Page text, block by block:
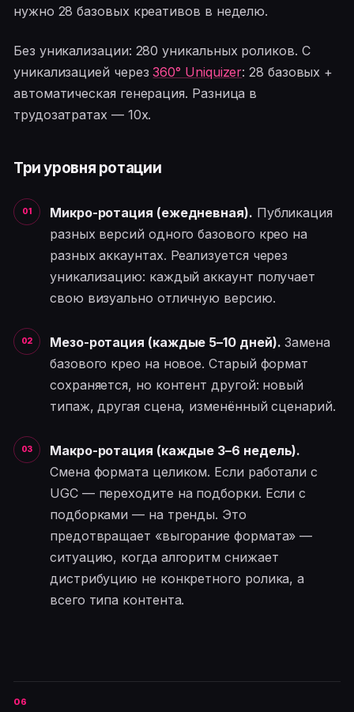
нужно 28 базовых креативов в неделю.
Без уникализации: 280 уникальных роликов. С
уникализацией через360° Uniquizer: 28 базовых +
автоматическая генерация. Разница в
трудозатратах — 10x.
Три уровня ротации
Микро-ротация (ежедневная). Публикация
разных версий одного базового крео на
разных аккаунтах. Реализуется через
уникализацию: каждый аккаунт получает
свою визуально отличную версию.
Мезо-ротация (каждые 5–10 дней). Замена
базового крео на новое. Старый формат
сохраняется, но контент другой: новый
типаж, другая сцена, изменённый сценарий.
Макро-ротация (каждые 3–6 недель).
Смена формата целиком. Если работали с
UGC — переходите на подборки. Если с
подборками — на тренды. Это
предотвращает «выгорание формата» —
ситуацию, когда алгоритм снижает
дистрибуцию не конкретного ролика, а
всего типа контента.